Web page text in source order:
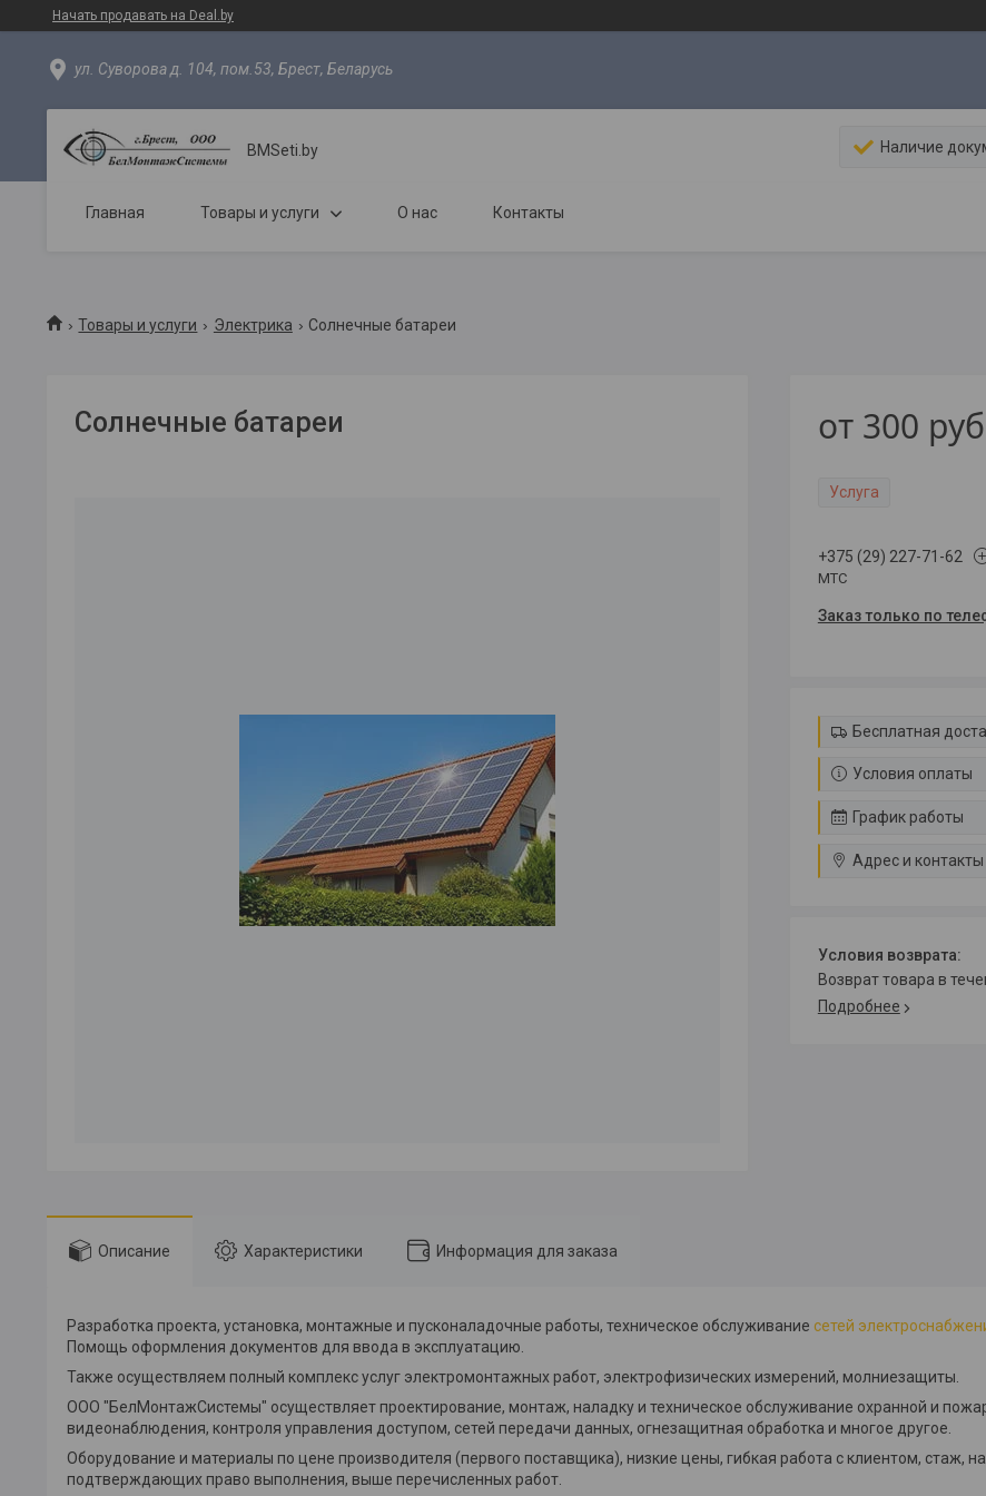
Начать продавать на Deal.by
ул. Суворова д. 104, пом.53, Брест, Беларусь
BMSeti.by Наличие
Главная Товары и услуги О нас Контакты
Товары и услуги Электрика Солнечные батареи
Солнечные батареи от 300
Услуга
+375 (29) 227-71-62
МТС
Заказ только по
Бесплатная
Условия оплаты
График работы
Адрес и контакты
возврат товара в
Подробнее
Описание Характеристики Информация для заказа
Разработка проекта, установка, монтажные и пусконаладочные работы, техническое обслуживание сетей
Помощь оформления документов для ввода в эксплуатацию.
Также осуществляем полный комплекс услуг электромонтажных работ, электрофизических измерений, молниезащиты.
ООО "БелМонтажСистемы" осуществляет проектирование, монтаж, наладку и техническое обслуживание охранной и
видеонаблюдения, контроля управления доступом, сетей передачи данных, огнезащитная обработка и многое другое.
Оборудование и материалы по цене производителя (первого поставщика), низкие цены, гибкая работа с клиентом, стаж,
подтверждающих право выполнения, выше перечисленных работ.